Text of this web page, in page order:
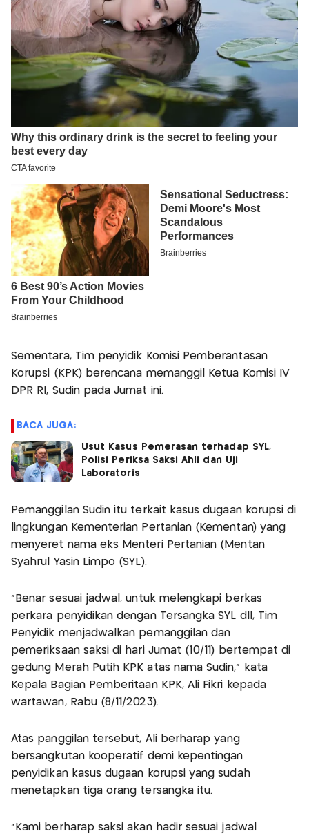
Sementara, Tim penyidik Komisi Pemberantasan
Korupsi (KPK) berencana memanggil Ketua Komisi IV
DPR RI, Sudin pada Jumat ini.
BACA JUGA:
Usut Kasus Pemerasan terhadap SYL,
Polisi Periksa Saksi Ahli dan Uji
Laboratoris
Pemanggilan Sudin itu terkait kasus dugaan korupsi di
lingkungan Kementerian Pertanian (Kementan) yang
menyeret nama eks Menteri Pertanian (Mentan
Syahrul Yasin Limpo (SYL).
"Benar sesuai jadwal, untuk melengkapi berkas
perkara penyidikan dengan Tersangka SYL dll, Tim
Penyidik menjadwalkan pemanggilan dan
pemeriksaan saksi di hari Jumat (10/11) bertempat di
gedung Merah Putih KPK atas nama Sudin," kata
Kepala Bagian Pemberitaan KPK, Ali Fikri kepada
wartawan, Rabu (8/11/2023).
Atas panggilan tersebut, Ali berharap yang
bersangkutan kooperatif demi kepentingan
penyidikan kasus dugaan korupsi yang sudah
menetapkan tiga orang tersangka itu.
"Kami berharap saksi akan hadir sesuai jadwal